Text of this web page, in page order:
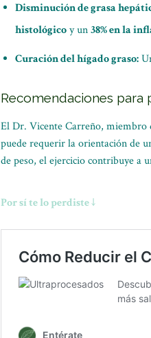
Disminución de grasa
histológicoy un38% en la
Curación del hígado graso:
Recomendaciones para
El Dr. Vicente Carreño, miembro
puede requerir la orientación de
de peso, el ejercicio contribuye a
Por sí te lo perdiste ↓